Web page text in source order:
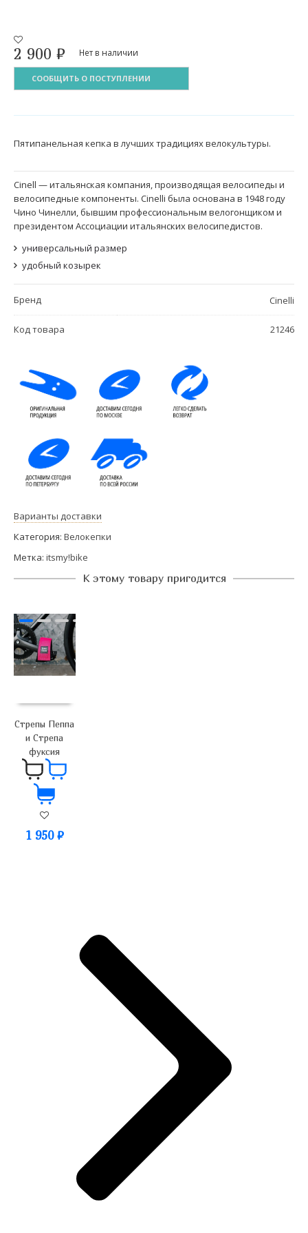
2 900 ₽ Нет в наличии
СООБЩИТЬ О ПОСТУПЛЕНИИ
Пятипанельная кепка в лучших традициях велокультуры.
Cinell — итальянская компания, производящая велосипеды и
велосипедные компоненты. Cinelli была основана в 1948 году
Чино Чинелли, бывшим профессиональным велогонщиком и
президентом Ассоциации итальянских велосипедистов.
универсальный размер
удобный козырек
Бренд Cinelli
Код товара 21246
Варианты доставки
Категория: Велокепки
Метка: itsmy!bike
К этому товару пригодится
Стрепы Пеппа
и Стрепа
фуксия
1 950 ₽